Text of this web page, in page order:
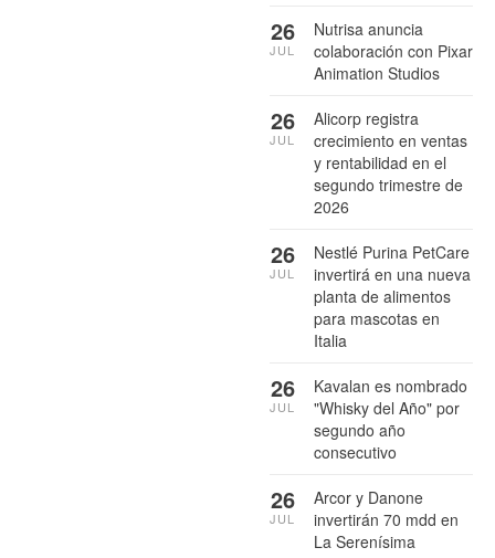
Nutrisa anuncia
colaboración con Pixar
Animation Studios
26
JUL
Alicorp registra
crecimiento en ventas
y rentabilidad en el
segundo trimestre de
2026
26
JUL
Nestlé Purina PetCare
invertirá en una nueva
planta de alimentos
para mascotas en
Italia
26
JUL
Kavalan es nombrado
"Whisky del Año" por
segundo año
consecutivo
26
JUL
Arcor y Danone
invertirán 70 mdd en
La Serenísima
26
JUL